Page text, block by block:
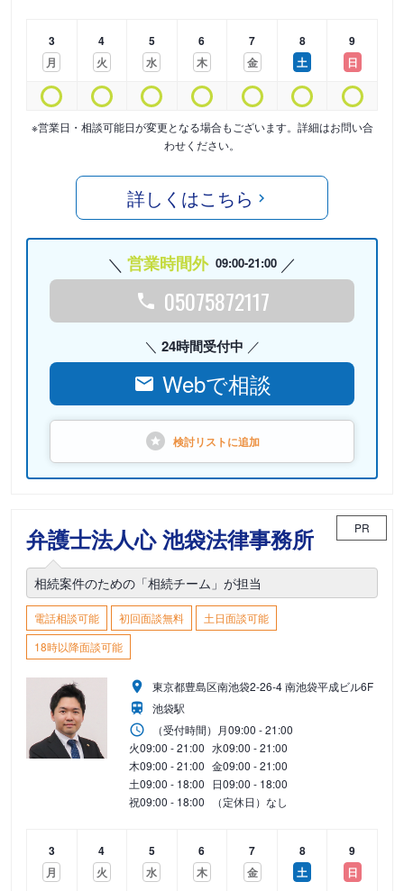
3
月
4
火
5
水
6
木
7
金
8
土
9
日
※営業日・相談可能日が変更となる場合もございます。詳細はお問い合
わせください。
詳しくはこちら
営業時間外 09:00-21:00
05075872117
24時間受付中
Webで相談
検討リストに追加
弁護士法人心 池袋法律事務所 PR
相続案件のための「相続チーム」が担当
電話相談可能 初回面談無料
土日面談可能
18時以降面談可能
東京都豊島区南池袋2-26-4 南池袋平成ビル6F
池袋駅
（受付時間） 月09:00 - 21:00
火09:00 - 21:00 水09:00 - 21:00
木09:00 - 21:00 金09:00 - 21:00
土09:00 - 18:00 日09:00 - 18:00
祝09:00 - 18:00 （定休日）なし
3
月
4
火
5
水
6
木
7
金
8
土
9
日